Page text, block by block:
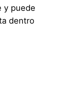
y puede
dentro